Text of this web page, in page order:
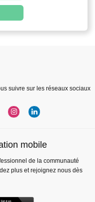
suivre sur les réseaux sociaux
mobile
de la communauté
plus et rejoignez nous dès